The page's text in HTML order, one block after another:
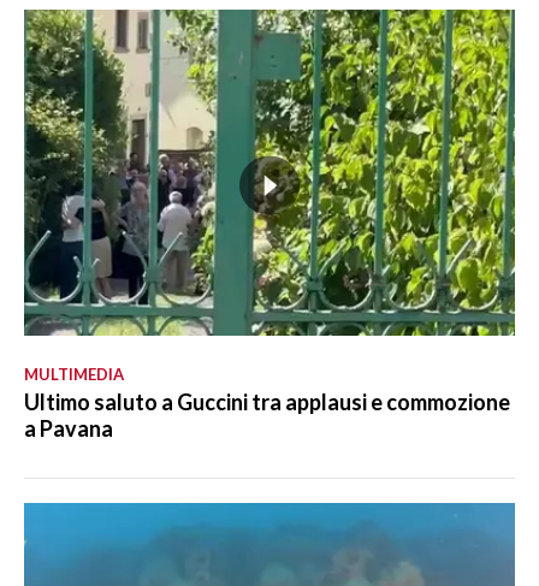
MULTIMEDIA
Ultimo saluto a Guccini tra applausi e commozione
a Pavana